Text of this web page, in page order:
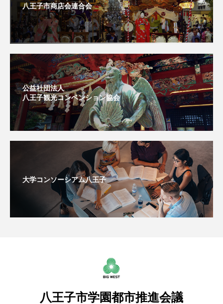
八王子市商店会連合会
公益社団法人
八王子観光コンベンション協会
大学コンソーシアム八王子
八王子市学園都市推進会議